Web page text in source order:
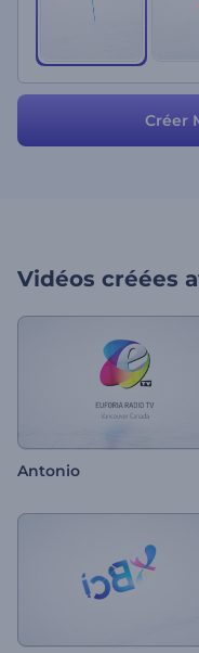
Créer
Vidéos créées
Antonio